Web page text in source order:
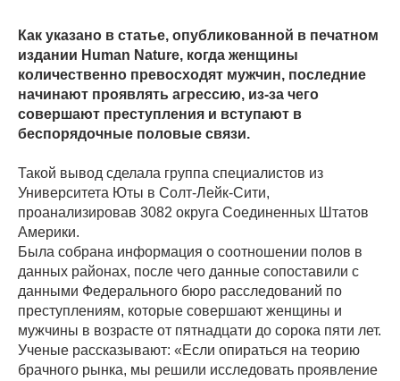
Как указано в статье, опубликованной в печатном
издании Human Nature, когда женщины
количественно превосходят мужчин, последние
начинают проявлять агрессию, из-за чего
совершают преступления и вступают в
беспорядочные половые связи.
Такой вывод сделала группа специалистов из
Университета Юты в Солт-Лейк-Сити,
проанализировав 3082 округа Соединенных Штатов
Америки.
Была собрана информация о соотношении полов в
данных районах, после чего данные сопоставили с
данными Федерального бюро расследований по
преступлениям, которые совершают женщины и
мужчины в возрасте от пятнадцати до сорока пяти лет.
Ученые рассказывают: «Если опираться на теорию
брачного рынка, мы решили исследовать проявление